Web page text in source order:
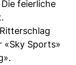
feierliche
«Sky Sports»